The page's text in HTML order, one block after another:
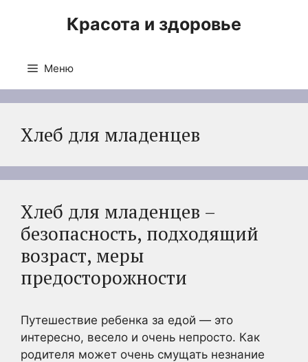
Красота и здоровье
Меню
Хлеб для младенцев
Хлеб для младенцев –
безопасность, подходящий
возраст, меры
предосторожности
Путешествие ребенка за едой — это
интересно, весело и очень непросто. Как
родителя может очень смущать незнание